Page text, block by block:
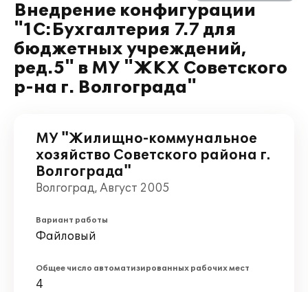
Внедрение конфигурации
"1С:Бухгалтерия 7.7 для
бюджетных учреждений,
ред.5" в МУ "ЖКХ Советского
р-на г. Волгограда"
МУ "Жилищно-коммунальное
хозяйство Советского района г.
Волгограда"
Волгоград, Август 2005
Вариант работы
Файловый
Общее число автоматизированных рабочих мест
4